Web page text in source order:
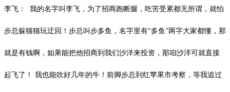
李飞： 我的名字叫李飞，为了招商跑断腿，吃苦受累都无所谓，就怕
步总躲猫猫玩迂回！步总叫步多鱼，名字里有“多鱼”两字大家都懂，那
就是有钱啊，如果能把他招商到我们沙洋来投资，那咱沙洋可就直接
起飞了！ 我也能吹好几年的牛！前脚步总到红苹果市考察，等我追过